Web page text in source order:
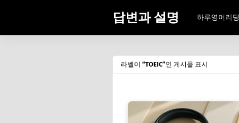
답변과 설명 하루영어리딩
라벨이 TOEIC 인 게시물 표시